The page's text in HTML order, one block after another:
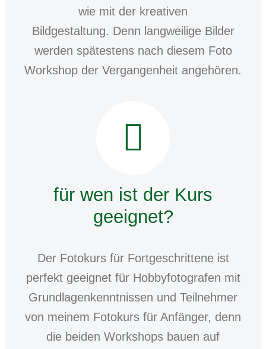
wie mit der kreativen
Bildgestaltung. Denn langweilige Bilder
werden spätestens nach diesem Foto
Workshop der Vergangenheit angehören.
für wen ist der Kurs
geeignet?
Der Fotokurs für Fortgeschrittene ist
perfekt geeignet für Hobbyfotografen mit
Grundlagenkenntnissen und Teilnehmer
von meinem Fotokurs für Anfänger, denn
die beiden Workshops bauen auf